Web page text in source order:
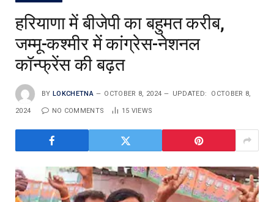
हरियाणा में बीजेपी का बहुमत करीब,
जम्मू-कश्मीर में कांग्रेस-नेशनल
कॉन्फ्रेंस की बढ़त
BY LOKCHETNA OCTOBER 8, 2024 UPDATED: OCTOBER 8,
2024 NO COMMENTS 15 VIEWS